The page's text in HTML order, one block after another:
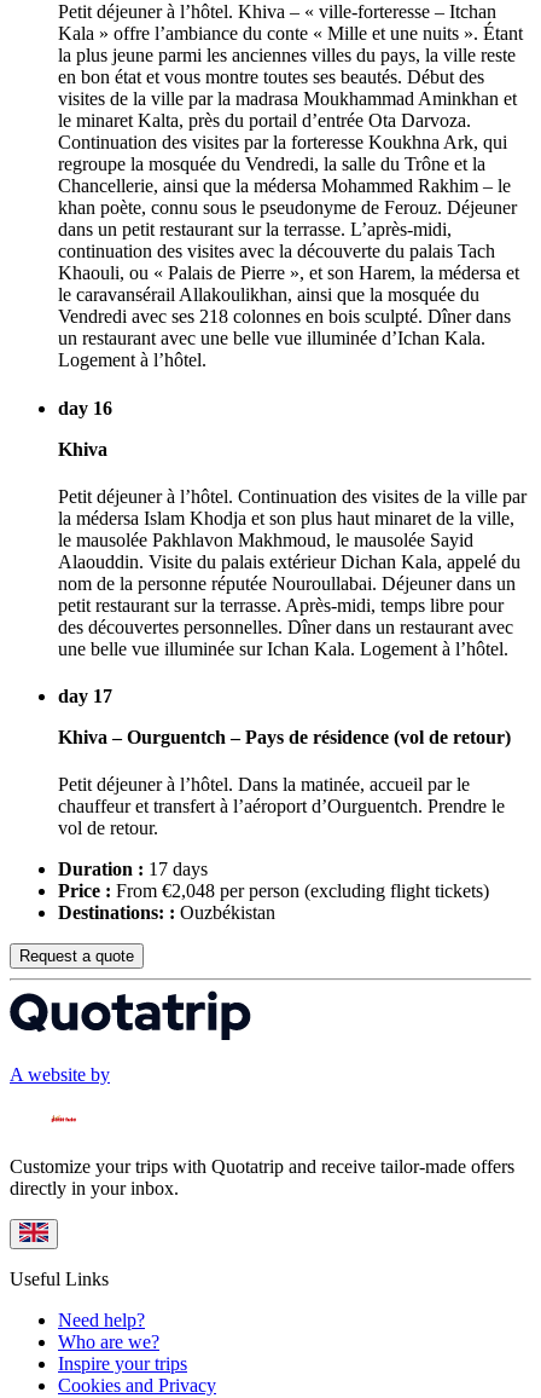
Petit déjeuner à l’hôtel. Khiva – « ville-forteresse – Itchan
Kala » offre l’ambiance du conte « Mille et une nuits ». Étant
la plus jeune parmi les anciennes villes du pays, la ville reste
en bon état et vous montre toutes ses beautés. Début des
visites de la ville par la madrasa Moukhammad Aminkhan et
le minaret Kalta, près du portail d’entrée Ota Darvoza.
Continuation des visites par la forteresse Koukhna Ark, qui
regroupe la mosquée du Vendredi, la salle du Trône et la
Chancellerie, ainsi que la médersa Mohammed Rakhim – le
khan poète, connu sous le pseudonyme de Ferouz. Déjeuner
dans un petit restaurant sur la terrasse. L’après-midi,
continuation des visites avec la découverte du palais Tach
Khaouli, ou « Palais de Pierre », et son Harem, la médersa et
le caravansérail Allakoulikhan, ainsi que la mosquée du
Vendredi avec ses 218 colonnes en bois sculpté. Dîner dans
un restaurant avec une belle vue illuminée d’Ichan Kala.
Logement à l’hôtel.
day 16
Khiva
Petit déjeuner à l’hôtel. Continuation des visites de la ville par
la médersa Islam Khodja et son plus haut minaret de la ville,
le mausolée Pakhlavon Makhmoud, le mausolée Sayid
Alaouddin. Visite du palais extérieur Dichan Kala, appelé du
nom de la personne réputée Nouroullabai. Déjeuner dans un
petit restaurant sur la terrasse. Après-midi, temps libre pour
des découvertes personnelles. Dîner dans un restaurant avec
une belle vue illuminée sur Ichan Kala. Logement à l’hôtel.
day 17
Khiva – Ourguentch – Pays de résidence (vol de retour)
Petit déjeuner à l’hôtel. Dans la matinée, accueil par le
chauffeur et transfert à l’aéroport d’Ourguentch. Prendre le
vol de retour.
Duration : 17 days
Price : From €2,048 per person (excluding flight tickets)
Destinations: : Ouzbékistan
Request a quote
A website by
Customize your trips with Quotatrip and receive tailor-made offers
directly in your inbox.
Useful Links
Need help?
Who are we?
Inspire your trips
Cookies and Privacy